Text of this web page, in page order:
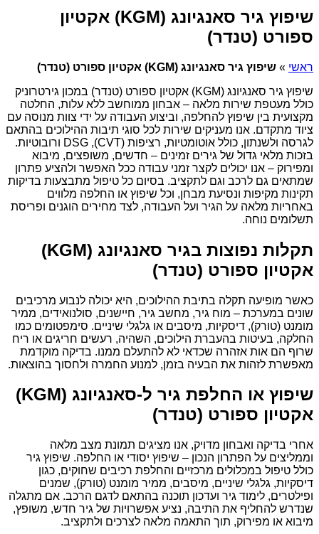
שיפוץ גיר סאנגיונג (KGM) אקטיון
ספורט (טנדר)
ראשי » שיפוץ גיר סאנגיונג (KGM) אקטיון ספורט (טנדר)
שיפוץ גיר סאנגיונג (KGM) אקטיון ספורט (טנדר) במכון גירטרוניק
כולל מעטפת שירות מלאה – אבחון ממוחשב ללא עלות, החלטה
מקצועית בין שיפוץ להחלפה, וביצוע העבודה על ידי צוות מנוסה עם
ציוד מתקדם. אנו מעניקים שירות לכל סוגי תיבות ההילוכים בהתאם
לגרסה ולשנתון, כולל אוטומטיות, רציפות (CVT), DSG ורובוטיות.
בזכות מלאי גדול של גירים זמינים – חדשים, משופצים, מיבוא
ומפירוק – אנו יכולים לקצר זמני עבודה ככל האפשר ולהציע פתרון
שמתאים גם לרכב וגם לתקציב. בסיום כל טיפול מתבצעות בדיקות
תקינות מקיפות ונסיעת מבחן, וכל שיפוץ או החלפה מלווים
באחריות מלאה על הגיר ועל העבודה, לצד מחירים הוגנים ופריסת
תשלומים נוחה.
תקלות נפוצות בגיר סאנגיונג (KGM)
אקטיון ספורט (טנדר)
כאשר מופיעה תקלה בתיבת ההילוכים, היא יכולה לנבוע מרכיבים
שונים במערכת – מוח גיר, מחשב גיר, חיישנים, סולנואידים, ממיר
מומנט (טורק), דיסקיות, מיסבים או גלגלי שיניים. סימפטומים כמו
החלקה, בעיטות בהעברת הילוכים, השהיה, רעשים חריגים או ריח
שרוף הם אות אזהרה שכדאי לא להתעלם ממנו. בדיקה מוקדמת
מאפשרת לזהות את הבעיה בזמן, למנוע החמרה ולחסוך בהוצאות.
שיפוץ או החלפת גיר ל-סאנגיונג (KGM)
אקטיון ספורט (טנדר)
אחרי בדיקה ואבחון מדויק, אנו מציגים תמונת מצב מלאה
וממליצים על הפתרון הנכון – שיפוץ יסודי או החלפה. שיפוץ גיר
כולל טיפול במכלולים מרכזיים והחלפת רכיבים שחוקים, כגון
דיסקיות, גלגלי שיניים, מיסבים, ממיר מומנט (טורק), שמנים
ופילטרים, לימוד גיר ועדכון תוכנה בהתאם לדגם הרכב. אם מתגלה
שנדרש להחליף את התיבה, נציע אפשרויות של גיר חדש, משופץ,
מיבוא או מפירוק, תוך התאמה מלאה לצרכים ולתקציב.